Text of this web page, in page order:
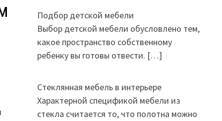
Подбор детской мебели
Выбор детской мебели обусловлено тем,
какое пространство собственному
ребенку вы готовы отвести. […]
Стеклянная мебель в интерьере
Характерной спецификой мебели из
стекла считается то, что полотна можно